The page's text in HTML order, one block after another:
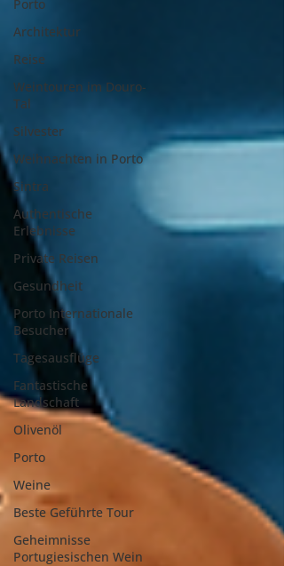
Porto
Architektur
Reise
Weintouren im Douro-
Tal
Silvester
Weihnachten in Porto
Sintra
Authentische
Erlebnisse
Private Reisen
Gesundheit
Porto Internationale
Besucher
Tagesausflüge
Fantastische
Landschaft
Olivenöl
Porto
Weine
Beste Geführte Tour
Geheimnisse
Portugiesischen Wein